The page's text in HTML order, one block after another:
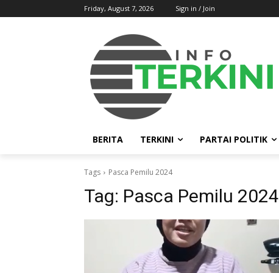
Friday, August 7, 2026 Sign in / Join
BERITA TERKINI PARTAI POLITIK
Tags Pasca Pemilu 2024
Tag: Pasca Pemilu 2024